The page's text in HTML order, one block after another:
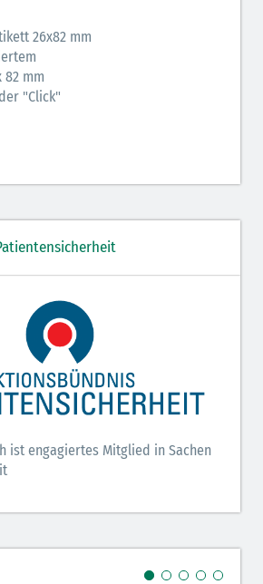
26x82 mm
mm
"Click"
ist engagiertes Mitglied in Sachen